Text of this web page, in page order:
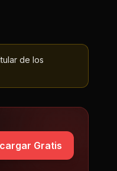
de los
Gratis